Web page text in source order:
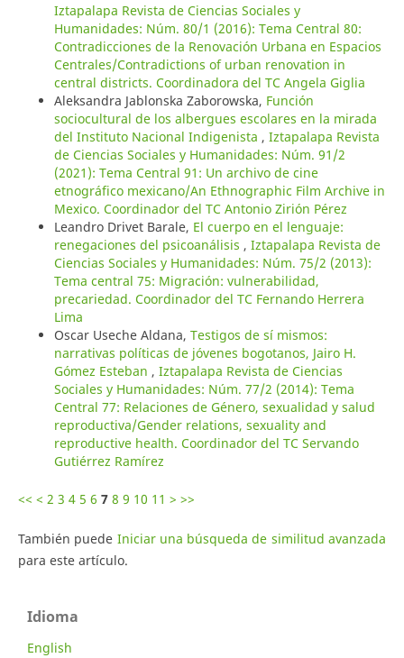
Iztapalapa Revista de Ciencias Sociales y
Humanidades: Núm. 80/1 (2016): Tema Central 80:
Contradicciones de la Renovación Urbana en Espacios
Centrales/Contradictions of urban renovation in
central districts. Coordinadora del TC Angela Giglia
Aleksandra Jablonska Zaborowska, Función
sociocultural de los albergues escolares en la mirada
del Instituto Nacional Indigenista , Iztapalapa Revista
de Ciencias Sociales y Humanidades: Núm. 91/2
(2021): Tema Central 91: Un archivo de cine
etnográfico mexicano/An Ethnographic Film Archive in
Mexico. Coordinador del TC Antonio Zirión Pérez
Leandro Drivet Barale, El cuerpo en el lenguaje:
renegaciones del psicoanálisis , Iztapalapa Revista de
Ciencias Sociales y Humanidades: Núm. 75/2 (2013):
Tema central 75: Migración: vulnerabilidad,
precariedad. Coordinador del TC Fernando Herrera
Lima
Oscar Useche Aldana, Testigos de sí mismos:
narrativas políticas de jóvenes bogotanos, Jairo H.
Gómez Esteban , Iztapalapa Revista de Ciencias
Sociales y Humanidades: Núm. 77/2 (2014): Tema
Central 77: Relaciones de Género, sexualidad y salud
reproductiva/Gender relations, sexuality and
reproductive health. Coordinador del TC Servando
Gutiérrez Ramírez
<< < 2 3 4 5 6 7 8 9 10 11 > >>
También puede Iniciar una búsqueda de similitud avanzada
para este artículo.
Idioma
English